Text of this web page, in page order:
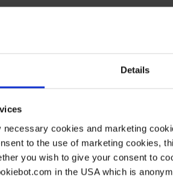
Details
cookies and marketing
to the use of marketing cookies,
you wish to give your consent to
in the USA which is
Déroulement
votre